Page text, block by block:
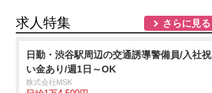
求人特集 さらに見る
日勤・渋谷駅周辺の交通誘導警備員/入社祝
い金あり/週1日～OK
株式会社MSK